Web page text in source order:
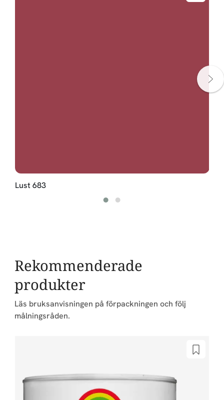
Lust 683
Rekommenderade
produkter
Läs bruksanvisningen på förpackningen och följ
målningsråden.